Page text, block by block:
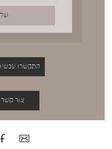
התקשרו עכשיו 052-5535400
צור קשר